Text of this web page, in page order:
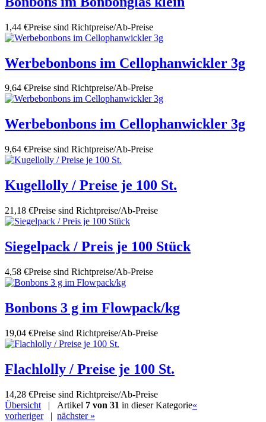
1,44 €Preise sind Richtpreise/Ab-Preise
Werbebonbons im Cellophanwickler 3g
9,64 €Preise sind Richtpreise/Ab-Preise
Werbebonbons im Cellophanwickler 3g
9,64 €Preise sind Richtpreise/Ab-Preise
Kugellolly / Preise je 100 St.
21,18 €Preise sind Richtpreise/Ab-Preise
Siegelpack / Preis je 100 Stück
4,58 €Preise sind Richtpreise/Ab-Preise
Bonbons 3 g im Flowpack/kg
19,04 €Preise sind Richtpreise/Ab-Preise
Flachlolly / Preise je 100 St.
14,28 €Preise sind Richtpreise/Ab-Preise
Übersicht | Artikel 7 von 31 in dieser Kategorie«
vorheriger| nächster »